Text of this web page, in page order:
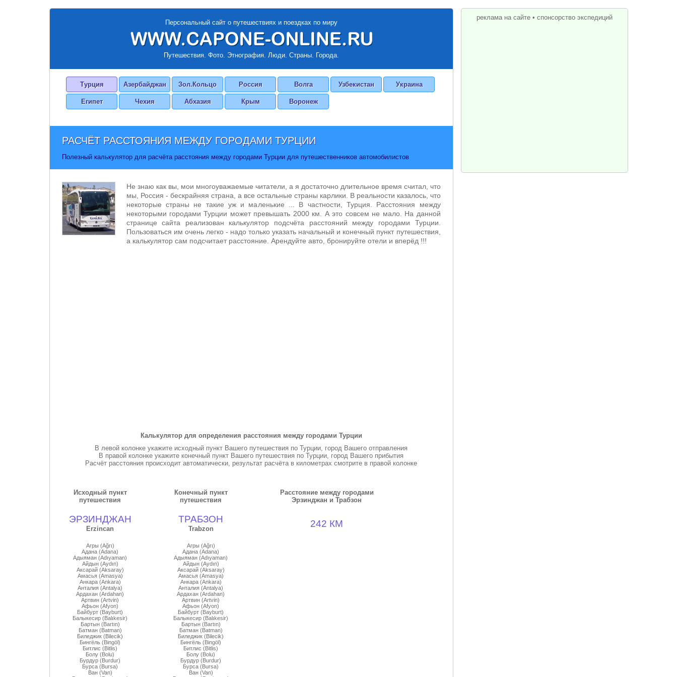
Персональный сайт о путешествиях и поездках по миру
Путешествия. Фото. Этнография. Люди. Страны. Города.
Турция Азербайджан Зол.Кольцо Россия Волга Узбекистан Украина
Египет Чехия Абхазия Крым Воронеж
РАСЧЁТ РАССТОЯНИЯ МЕЖДУ ГОРОДАМИ ТУРЦИИ
Полезный калькулятор для расчёта расстояния между городами Турции для путешественников автомобилистов
Не знаю как вы, мои многоуважаемые читатели, а я достаточно длительное время считал, что
мы, Россия - бескрайняя страна, а все остальные страны карлики. В реальности казалось, что
некоторые страны не такие уж и маленькие ... В частности, Турция. Расстояния между
некоторыми городами Турции может превышать 2000 км. А это совсем не мало. На данной
странице сайта реализован калькулятор подсчёта расстояний между городами Турции.
Пользоваться им очень легко - надо только указать начальный и конечный пункт путешествия,
а калькулятор сам подсчитает расстояние. Арендуйте авто, бронируйте отели и вперёд !!!
Калькулятор для определения расстояния между городами Турции
В левой колонке укажите исходный пункт Вашего путешествия по Турции, город Вашего отправления
В правой колонке укажите конечный пункт Вашего путешествия по Турции, город Вашего прибытия
Расчёт расстояния происходит автоматически, результат расчёта в километрах смотрите в правой колонке
Исходный пункт
путешествия
ЭРЗИНДЖАН
Erzincan
Конечный пункт
путешествия
ТРАБЗОН
Trabzon
Расстояние между городами
Эрзинджан и Трабзон
242 КМ
Агры (Ağrı)
Адана (Adana)
Адыяман (Adıyaman)
Айдын (Aydın)
Аксарай (Aksaray)
Амасья (Amasya)
Анкара (Ankara)
Анталия (Antalya)
Ардахан (Ardahan)
Артвин (Artvin)
Афьон (Afyon)
Байбурт (Bayburt)
Балыкесир (Balıkesir)
Бартын (Bartın)
Батман (Batman)
Биледжик (Bilecik)
Бингёль (Bingöl)
Битлис (Bitlis)
Болу (Bolu)
Бурдур (Burdur)
Бурса (Bursa)
Ван (Van)
Агры (Ağrı)
Адана (Adana)
Адыяман (Adıyaman)
Айдын (Aydın)
Аксарай (Aksaray)
Амасья (Amasya)
Анкара (Ankara)
Анталия (Antalya)
Ардахан (Ardahan)
Артвин (Artvin)
Афьон (Afyon)
Байбурт (Bayburt)
Балыкесир (Balıkesir)
Бартын (Bartın)
Батман (Batman)
Биледжик (Bilecik)
Бингёль (Bingöl)
Битлис (Bitlis)
Болу (Bolu)
Бурдур (Burdur)
Бурса (Bursa)
Ван (Van)
реклама на сайте• спонсорство экспедиций